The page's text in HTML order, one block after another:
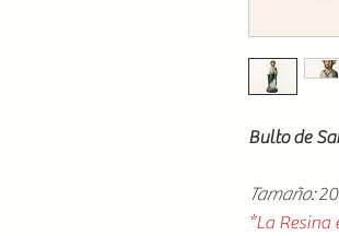
Bulto de
Tamaño:20
*La